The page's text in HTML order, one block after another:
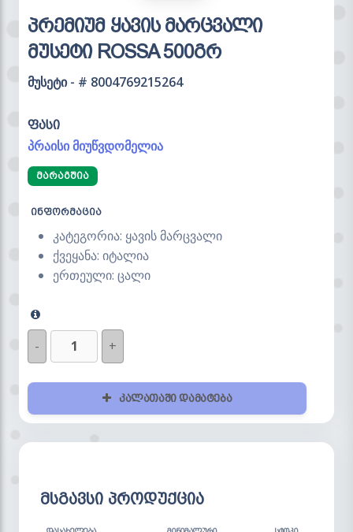
პრემიუმ ყავის მარცვალი
მუსეტი ROSSA 500გრ
მუსეტი - # 8004769215264
ფასი
პრაისი მიუწვდომელია
ᲛᲐᲠᲐᲒᲨᲘᲐ
ინფორმაცია
კატეგორია: ყავის მარცვალი
ქვეყანა: იტალია
ერთეული: ცალი
- +
კალათაში დამატება
მსგავსი პროდუქცია